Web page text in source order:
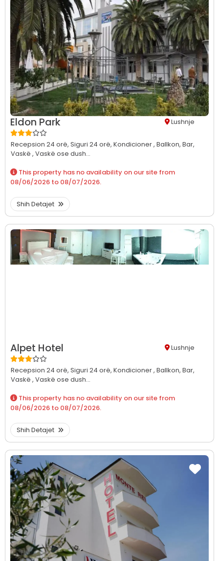
Eldon Park Lushnje
Recepsion 24 orë, Siguri 24 orë, Kondicioner , Ballkon, Bar,
Vaskë , Vaskë ose dush...
This property has no availability on our site from
08/06/2026 to 08/07/2026.
Shih Detajet
Alpet Hotel Lushnje
Recepsion 24 orë, Siguri 24 orë, Kondicioner , Ballkon, Bar,
Vaskë , Vaskë ose dush...
This property has no availability on our site from
08/06/2026 to 08/07/2026.
Shih Detajet